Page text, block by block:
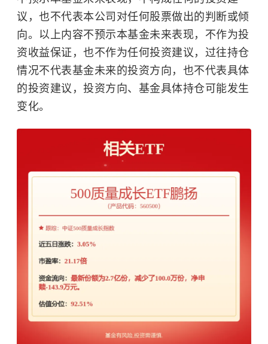
议，也不代表本公司对任何股票做出的判断或倾
向。以上内容不预示本基金未来表现，不作为投
资收益保证，也不作为任何投资建议，过往持仓
情况不代表基金未来的投资方向，也不代表具体
的投资建议，投资方向、基金具体持仓可能发生
变化。